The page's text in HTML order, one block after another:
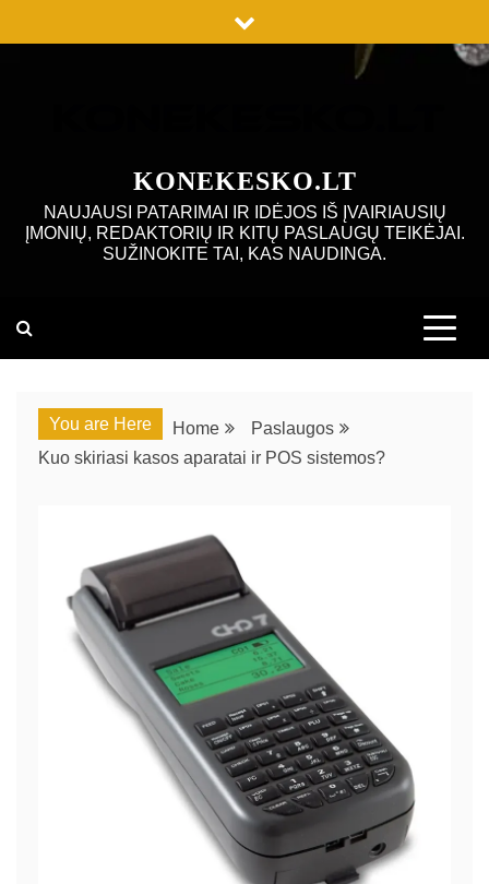
to
KONEKESKO.LT
NAUJAUSI PATARIMAI IR IDĖJOS IŠ ĮVAIRIAUSIŲ
ĮMONIŲ, REDAKTORIŲ IR KITŲ PASLAUGŲ TEIKĖJAI.
SUŽINOKITE TAI, KAS NAUDINGA.
You are Here Home
Paslaugos
Kuo skiriasi kasos aparatai ir POS sistemos?